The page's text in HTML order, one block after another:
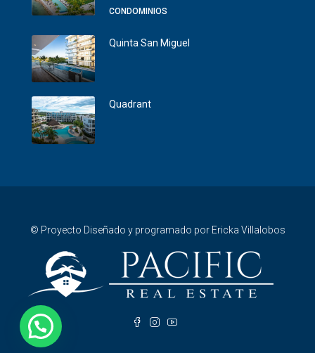
CONDOMINIOS
Quinta San Miguel
Quadrant
© Proyecto Diseñado y programado por Ericka Villalobos